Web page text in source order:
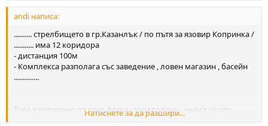
andi написа:
.......... стрелбището в гр.Казанлък / по пътя за язовир Копринка /
........... има 12 коридора
- дистанция 100м
- Комплекса разполага със заведение , ловен магазин , басейн
..............
Това е копирано от друг форум тази година - значи около
Казанлък има стрелбище (работещо) за огнестрелно
Натиснете за да разшири...